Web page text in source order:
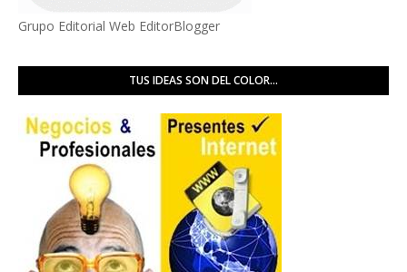
Grupo Editorial Web EditorBlogger
TUS IDEAS SON DEL COLOR...